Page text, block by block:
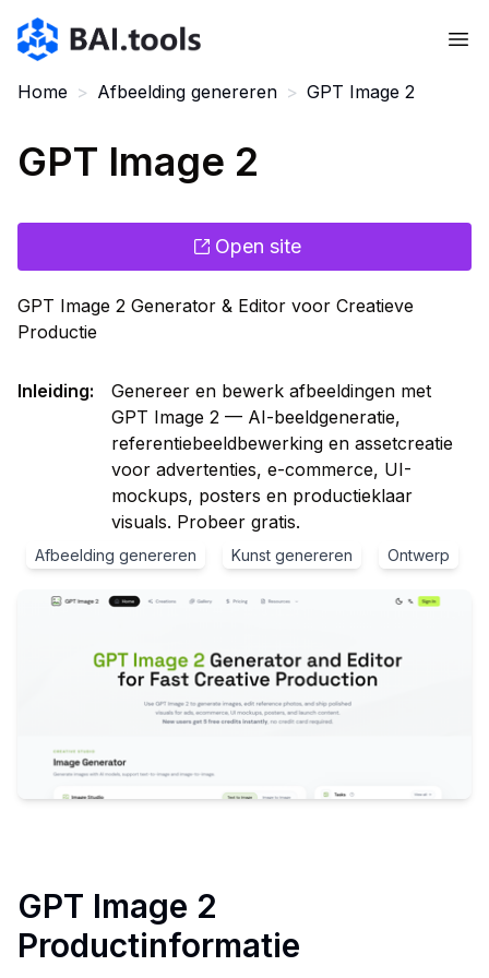
Bai.tools
Home > Afbeelding genereren > GPT Image 2
GPT Image 2
Open site
GPT Image 2 Generator & Editor voor Creatieve
Productie
Inleiding:
Genereer en bewerk afbeeldingen met
GPT Image 2 — AI-beeldgeneratie,
referentiebeeldbewerking en assetcreatie
voor advertenties, e-commerce, UI-
mockups, posters en productieklaar
visuals. Probeer gratis.
Afbeelding genereren Kunst genereren Ontwerp
GPT Image 2
Productinformatie